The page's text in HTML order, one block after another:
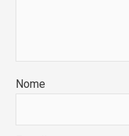
Nome